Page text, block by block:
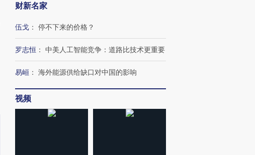
财新名家
伍戈 ： 停不下来的价格？
罗志恒 ： 中美人工智能竞争：道路比技术更重要
易峘 ： 海外能源供给缺口对中国的影响
视频